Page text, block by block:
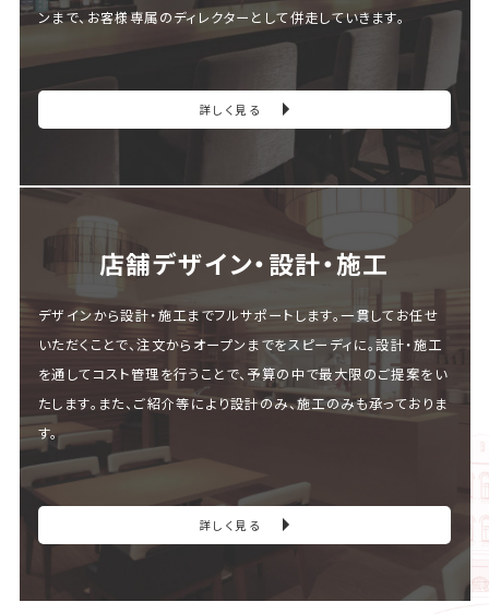
ンまで、お客様専属のディレクターとして併走していきます。
詳しく見る
店舗デザイン・設計・施⼯
デザインから設計・施工までフルサポートします。一貫してお任せ
いただくことで、注文からオープンまでをスピーディに。設計・施工
を通してコスト管理を行うことで、予算の中で最大限のご提案をい
たします。また、ご紹介等により設計のみ、施工のみも承っておりま
す。
詳しく見る